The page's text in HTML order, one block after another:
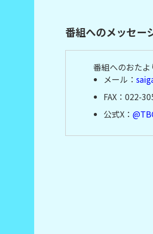
番組へのメッセー
番組へのおたよ
メール：
FAX：022-
公式X：